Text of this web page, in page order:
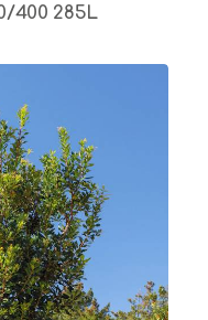
400 285L